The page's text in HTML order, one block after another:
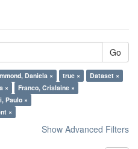
Go
Daniela × true ×
Dataset ×
×
Franco, Crislaine ×
Paulo ×
×
Show Advanced Filters